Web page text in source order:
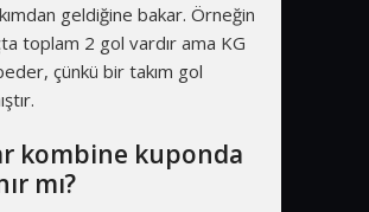
geldiğine bakar. Örneğin
toplam 2 gol vardır ama KG
çünkü bir takım gol
kombine kuponda
mı?